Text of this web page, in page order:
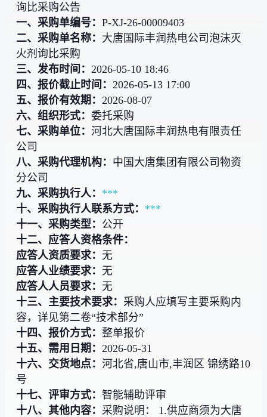
询比采购公告
一、采购单编号：P-XJ-26-00009403
二、采购单名称： 大唐国际丰润热电公司泡沫灭
火剂询比采购
三、发布时间： 2026-05-10 18:46
四、报价截止时间： 2026-05-13 17:00
五、报价有效期： 2026-08-07
六、组织形式：委托采购
七、采购单位：河北大唐国际丰润热电有限责任
公司
八、采购代理机构： 中国大唐集团有限公司物资
分公司
九、采购执行人： ***
十、采购执行人联系方式： ***
十一、采购类型： 公开
十二、应答人资格条件：
应答人资质要求： 无
应答人业绩要求： 无
应答人人员要求： 无
十三、主要技术要求： 采购人应填写主要采购内
容，详见第二卷“技术部分”
十四、报价方式： 整单报价
十五、需用日期： 2026-05-31
十六、交货地点：河北省,唐山市,丰润区 锦绣路10
号
十七、评审方式：智能辅助评审
十八、其他内容： 采购说明： 1.供应商须为大唐